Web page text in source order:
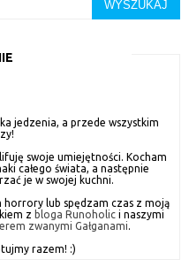
jedzenia, a przede wszystkim
swoje umiejętności. Kocham
całego świata, a następnie
je w swojej kuchni.
horrory lub spędzam czas z moją
z bloga Runoholic i naszymi
zwanymi Gałganami.
razem! :)